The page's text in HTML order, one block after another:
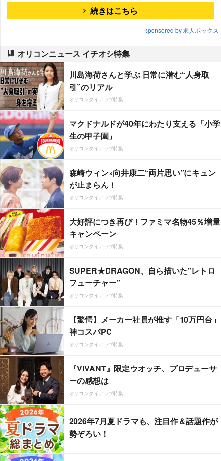
続きはこちら
sponsored by 求人ボックス
オリコンニュース イチオシ特集
川島海荷さんと学ぶ 日常に潜む“人身取
引”のリアル
オリコンタイアップ特集
マクドナルドが40年にわたり支える「小学
生の甲子園」
オリコンタイアップ特集
森崎ウィン×向井康二“両片思い”にキュン
が止まらん！
オリコンタイアップ特集
大好評につき再び！ファミマ名物45％増量
キャンペーン
オリコンタイアップ特集
SUPER★DRAGON、自ら描いた”レトロ
フューチャー”
オリコンタイアップ特集
【驚愕】メーカー社員が推す「10万円台」
神コスパPC
オリコンタイアップ特集
『VIVANT』限定ウオッチ、プロデューサ
ーの感想は
オリコンタイアップ特集
2026年7月夏ドラマも、注目作＆話題作が
勢ぞろい！